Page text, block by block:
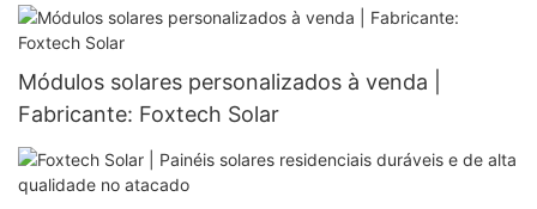
Módulos solares personalizados à venda |
Fabricante: Foxtech Solar